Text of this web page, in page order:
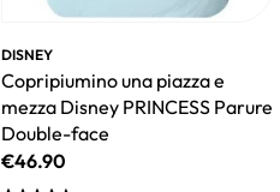
DISNEY
Copripiumino una piazza e
mezza Disney PRINCESS Parure
Double-face
€46.90